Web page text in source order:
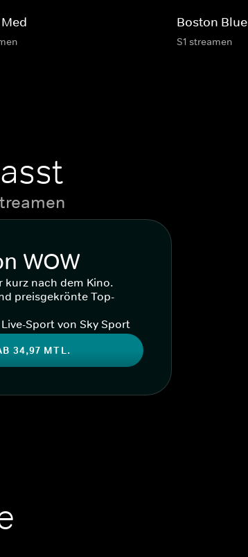
Boston Blue
S1 streamen
WOW
kurz nach dem Kino.
preisgekrönte Top-
Sport von Sky Sport
34,97 MTL.